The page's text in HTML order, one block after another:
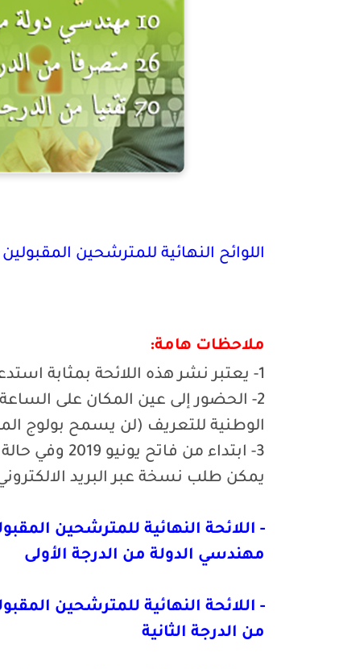
اللوائح النهائية للمترشحين المقبولين
ملاحظات هامة:
1- يعتبر نشر هذه اللائحة بمثابة استدعاء المعنيين بالأمر لاجتياز الاختبار الكتابي؛
الوطنية للتعريف (لن يسمح بولوج
3- ابتداء من
يمكن طلب نسخة عبر البريد
مهندسي الدولة من الدرجة الأولى
من الدرجة الثانية